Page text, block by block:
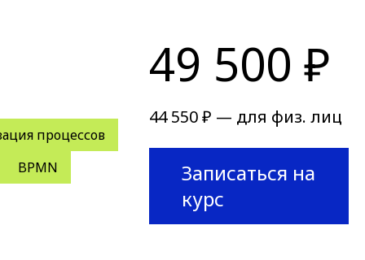
процессов
BPMN
49 500 ₽
44 550 ₽ — для физ. лиц
Записаться на
курс